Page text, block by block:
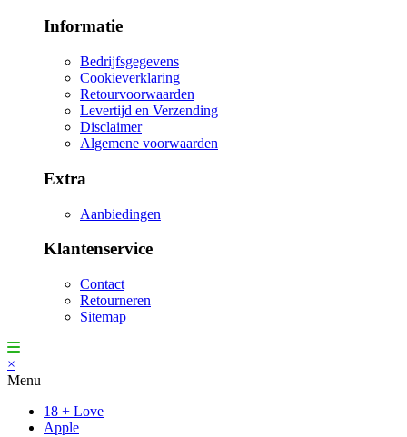
Informatie
Bedrijfsgegevens
Cookieverklaring
Retourvoorwaarden
Levertijd en Verzending
Disclaimer
Algemene voorwaarden
Extra
Aanbiedingen
Klantenservice
Contact
Retourneren
Sitemap
×
Menu
18 + Love
Apple